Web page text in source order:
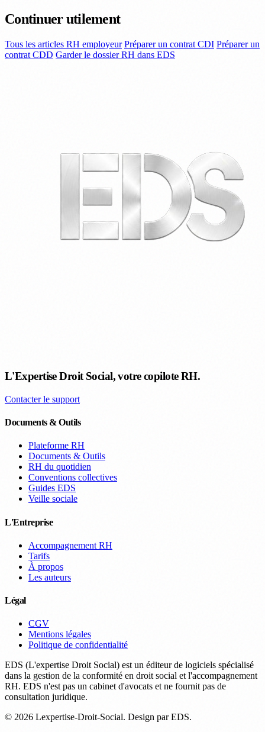
Continuer utilement
Tous les articles RH employeur Préparer un contrat CDI Préparer un
contrat CDD Garder le dossier RH dans EDS
L'Expertise Droit Social, votre copilote RH.
Contacter le support
Documents & Outils
Plateforme RH
Documents & Outils
RH du quotidien
Conventions collectives
Guides EDS
Veille sociale
L'Entreprise
Accompagnement RH
Tarifs
À propos
Les auteurs
Légal
CGV
Mentions légales
Politique de confidentialité
EDS (L'expertise Droit Social) est un éditeur de logiciels spécialisé
dans la gestion de la conformité en droit social et l'accompagnement
RH. EDS n'est pas un cabinet d'avocats et ne fournit pas de
consultation juridique.
© 2026 Lexpertise-Droit-Social. Design par EDS.